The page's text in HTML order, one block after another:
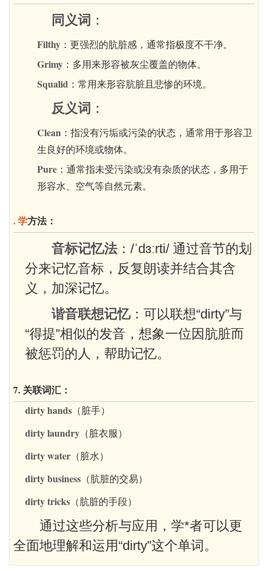
同义词 ：
Filthy ：更强烈的肮脏感，通常指极度不干净。
Grimy ：多用来形容被灰尘覆盖的物体。
Squalid ：常用来形容肮脏且悲惨的环境。
反义词 ：
Clean ：指没有污垢或污染的状态，通常用于形容卫
生良好的环境或物体。
Pure ：通常指未受污染或没有杂质的状态，多用于
形容水、空气等自然元素。
. 学方法：
音标记忆法：/ˈdɜːrti/ 通过音节的划
分来记忆音标，反复朗读并结合其含
义，加深记忆。
谐音联想记忆：可以联想“dirty”与
“得提”相似的发音，想象一位因肮脏而
被惩罚的人，帮助记忆。
7. 关联词汇：
dirty hands （脏手）
dirty laundry （脏衣服）
dirty water （脏水）
dirty business （肮脏的交易）
dirty tricks （肮脏的手段）
通过这些分析与应用，学*者可以更
全面地理解和运用“dirty”这个单词。